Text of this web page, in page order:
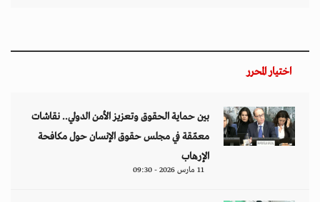
اختيار المحرر
بين حماية الحقوق وتعزيز الأمن الدولي.. نقاشات
معمّقة في مجلس حقوق الإنسان حول مكافحة
الإرهاب
11 مارس 2026 - 09:30